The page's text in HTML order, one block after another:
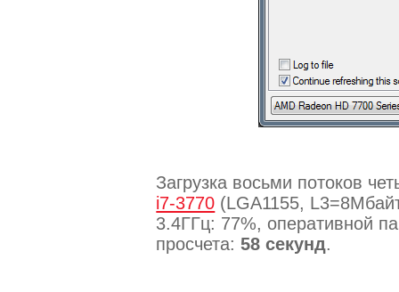
Загрузка восьми потоков
i7-3770 (LGA1155,
3.4ГГц: 77%, оперативной
просчета:58 секунд.